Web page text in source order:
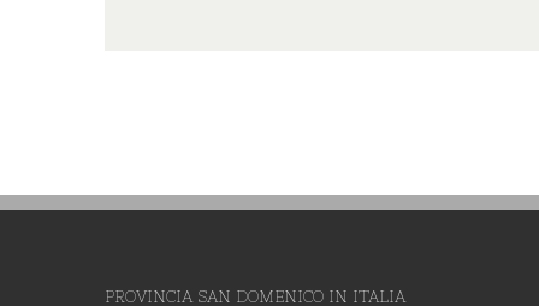
PROVINCIA SAN DOMENICO IN ITALIA